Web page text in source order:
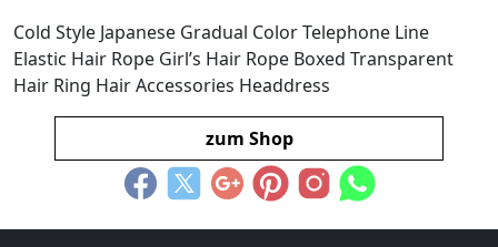
Cold Style Japanese Gradual Color Telephone Line
Elastic Hair Rope Girl’s Hair Rope Boxed Transparent
Hair Ring Hair Accessories Headdress
zum Shop